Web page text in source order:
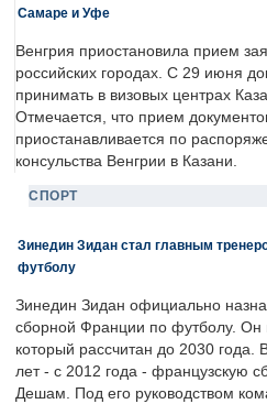
Самаре и Уфе
Венгрия приостановила прием
российских городах. С 29 июня
принимать в визовых центрах
Отмечается, что прием
приостанавливается по
консульства Венгрии в Казани.
СПОРТ
Зинедин Зидан стал главным
футболу
Зинедин Зидан официально
сборной Франции по футболу. Он
который рассчитан до 2030 года.
лет - с 2012 года - французскую
Дешам. Под его руководством